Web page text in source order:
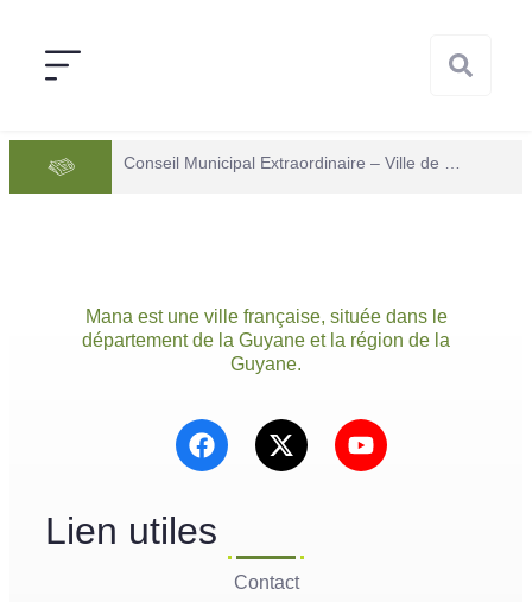
Mana est une ville française, située dans le
département de la Guyane et la région de la
Guyane.
Lien utiles
Contact